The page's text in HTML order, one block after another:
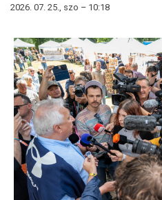
2026. 07. 25., szo – 10:18